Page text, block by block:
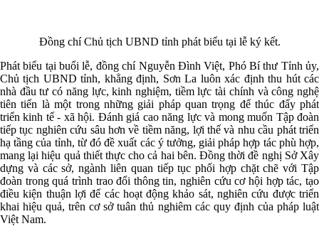
Đồng chí Chủ tịch UBND tỉnh phát biểu tại lễ ký kết.
Phát biểu tại buổi lễ, đồng chí Nguyễn Đình Việt, Phó Bí thư Tỉnh ủy,
Chủ tịch UBND tỉnh, khẳng định, Sơn La luôn xác định thu hút các
nhà đầu tư có năng lực, kinh nghiệm, tiềm lực tài chính và công nghệ
tiên tiến là một trong những giải pháp quan trọng để thúc đẩy phát
triển kinh tế - xã hội. Đánh giá cao năng lực và mong muốn Tập đoàn
tiếp tục nghiên cứu sâu hơn về tiềm năng, lợi thế và nhu cầu phát triển
hạ tầng của tỉnh, từ đó đề xuất các ý tưởng, giải pháp hợp tác phù hợp,
mang lại hiệu quả thiết thực cho cả hai bên. Đồng thời đề nghị Sở Xây
dựng và các sở, ngành liên quan tiếp tục phối hợp chặt chẽ với Tập
đoàn trong quá trình trao đổi thông tin, nghiên cứu cơ hội hợp tác, tạo
điều kiện thuận lợi để các hoạt động khảo sát, nghiên cứu được triển
khai hiệu quả, trên cơ sở tuân thủ nghiêm các quy định của pháp luật
Việt Nam.